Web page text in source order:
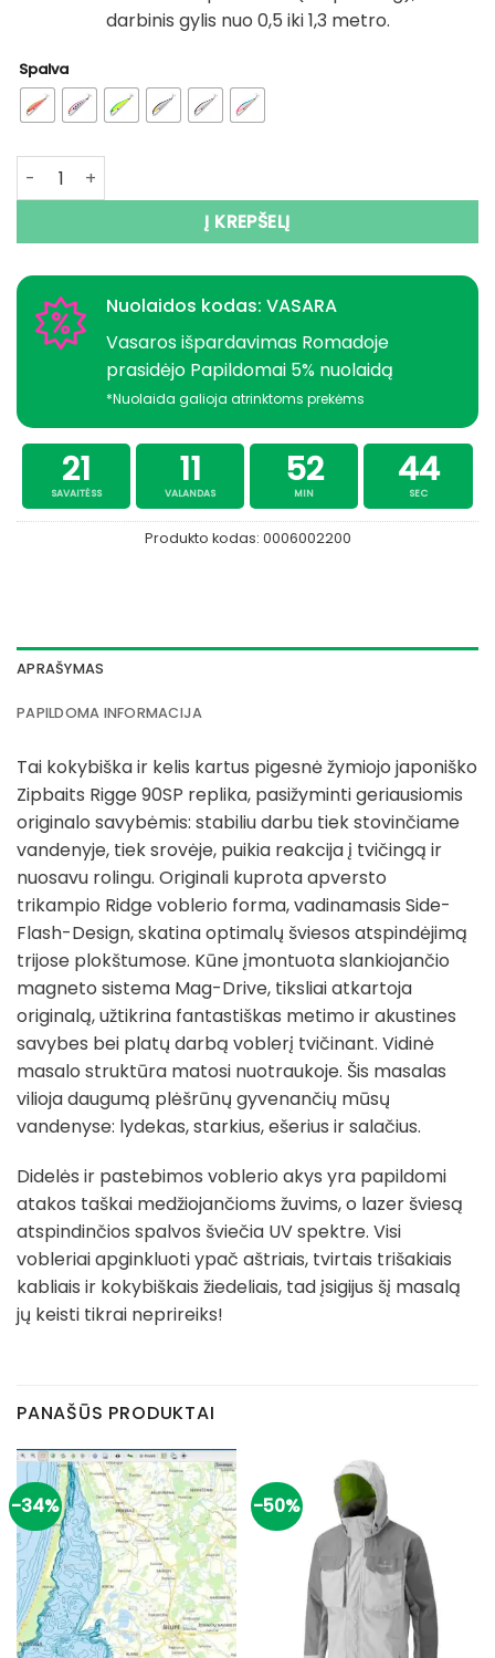
darbinis gylis nuo 0,5 iki 1,3 metro.
Spalva
produkto kiekis: Super Kaina 7eur Vobleris BEARKING
Į KREPŠELĮ
Nuolaidos kodas: VASARA
Vasaros išpardavimas Romadoje
prasidėjo Papildomai 5% nuolaidą
*Nuolaida galioja atrinktoms prekėms
21
SAVAITĖSS
11
VALANDAS
52
MIN
43
SEC
Produkto kodas: 0006002200
APRAŠYMAS
PAPILDOMA INFORMACIJA
Tai kokybiška ir kelis kartus pigesnė žymiojo japoniško
Zipbaits Rigge 90SP replika, pasižyminti geriausiomis
originalo savybėmis: stabiliu darbu tiek stovinčiame
vandenyje, tiek srovėje, puikia reakcija į tvičingą ir
nuosavu rolingu. Originali kuprota apversto
trikampio Ridge voblerio forma, vadinamasis Side-
Flash-Design, skatina optimalų šviesos atspindėjimą
trijose plokštumose. Kūne įmontuota slankiojančio
magneto sistema Mag-Drive, tiksliai atkartoja
originalą, užtikrina fantastiškas metimo ir akustines
savybes bei platų darbą voblerį tvičinant. Vidinė
masalo struktūra matosi nuotraukoje. Šis masalas
vilioja daugumą plėšrūnų gyvenančių mūsų
vandenyse: lydekas, starkius, ešerius ir salačius.
Didelės ir pastebimos voblerio akys yra papildomi
atakos taškai medžiojančioms žuvims, o lazer šviesą
atspindinčios spalvos šviečia UV spektre. Visi
vobleriai apginkluoti ypač aštriais, tvirtais trišakiais
kabliais ir kokybiškais žiedeliais, tad įsigijus šį masalą
jų keisti tikrai neprireiks!
PANAŠŪS PRODUKTAI
-34% -50%